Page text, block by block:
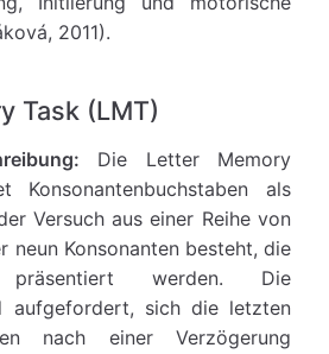
2011).
Task (LMT)
Die Letter Memory
Konsonantenbuchstaben als
Versuch aus einer Reihe von
neun Konsonanten besteht, die
präsentiert werden. Die
aufgefordert, sich die letzten
nach einer Verzögerung